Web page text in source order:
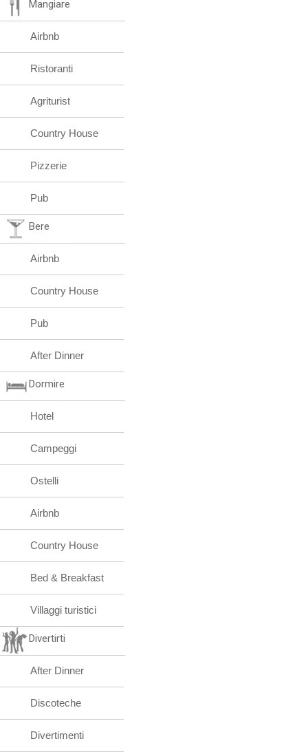
Mangiare
Airbnb
Ristoranti
Agriturist
Country House
Pizzerie
Pub
Bere
Airbnb
Country House
Pub
After Dinner
Dormire
Hotel
Campeggi
Ostelli
Airbnb
Country House
Bed & Breakfast
Villaggi turistici
Divertirti
After Dinner
Discoteche
Divertimenti